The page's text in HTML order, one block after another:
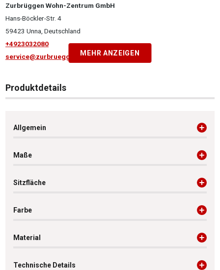
Zurbrüggen Wohn-Zentrum GmbH
Hans-Böckler-Str. 4
59423 Unna, Deutschland
+4923032080
service@zurbrueggen.deMEHR ANZEIGEN
Produktdetails
Allgemein
Maße
Sitzfläche
Farbe
Material
Technische Details